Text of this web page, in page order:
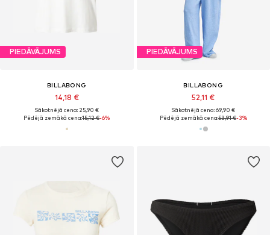
PIEDĀVĀJUMS
BILLABONG
14,18 €
Sākotnējā cena: 25,90 €
Pēdējā zemākā cena:15,12 €-6%
PIEDĀVĀJUMS
BILLABONG
52,11 €
Sākotnējā cena: 69,90 €
Pēdējā zemākā cena:53,91 €-3%